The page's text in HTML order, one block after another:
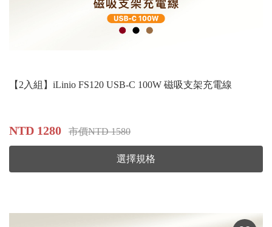
【2入組】iLinio FS120 USB-C 100W 磁吸支架充電線
NTD 1280 市價NTD 1580
選擇規格